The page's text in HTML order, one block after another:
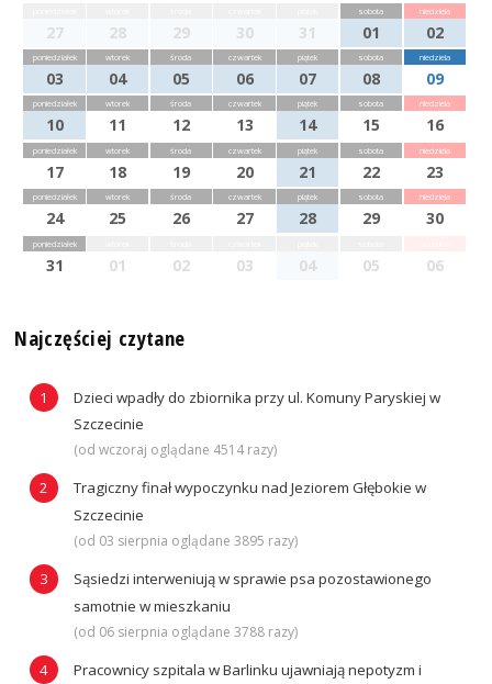
27 28 29 30 31
sobota
01
niedziela
02
poniedziałek
03
wtorek
04
środa
05
czwartek
06
piątek
07
sobota
08
niedziela
09
poniedziałek
10
wtorek
11
środa
12
czwartek
13
piątek
14
sobota
15
niedziela
16
poniedziałek
17
wtorek
18
środa
19
czwartek
20
piątek
21
sobota
22
niedziela
23
poniedziałek
24
wtorek
25
środa
26
czwartek
27
piątek
28
sobota
29
niedziela
30
poniedziałek
31 01 02 03 04 05 06
Najczęściej czytane
Dzieci wpadły do zbiornika przy ul. Komuny Paryskiej w
Szczecinie
(od wczoraj oglądane 4514 razy)
Tragiczny finał wypoczynku nad Jeziorem Głębokie w
Szczecinie
(od 03 sierpnia oglądane 3895 razy)
Sąsiedzi interweniują w sprawie psa pozostawionego
samotnie w mieszkaniu
(od 06 sierpnia oglądane 3788 razy)
Pracownicy szpitala w Barlinku ujawniają nepotyzm i